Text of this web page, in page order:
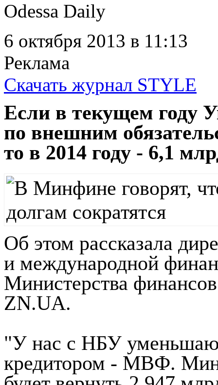
Odessa Daily
6 октября 2013 в 11:13
Реклама
Скачать журнал STYLE
Если в текущем году
по внешним
то в 2014 году - 6,1
Об этом рассказала
и международной
Министерства
ZN.UA.
"У нас с НБУ
кредитором - МВФ.